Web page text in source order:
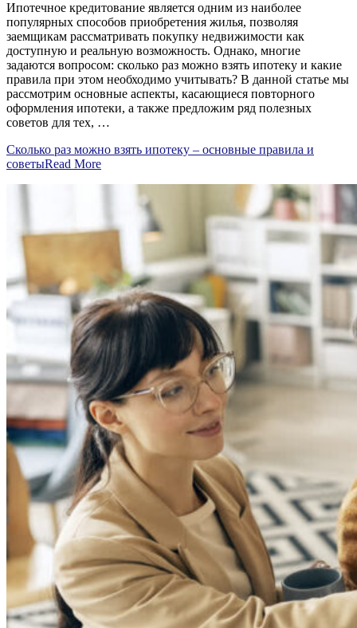
Ипотечное кредитование является одним из наиболее
популярных способов приобретения жилья, позволяя
заемщикам рассматривать покупку недвижимости как
доступную и реальную возможность. Однако, многие
задаются вопросом: сколько раз можно взять ипотеку и какие
правила при этом необходимо учитывать? В данной статье мы
рассмотрим основные аспекты, касающиеся повторного
оформления ипотеки, а также предложим ряд полезных
советов для тех, …
Сколько раз можно взять ипотеку – основные правила и
советыRead More